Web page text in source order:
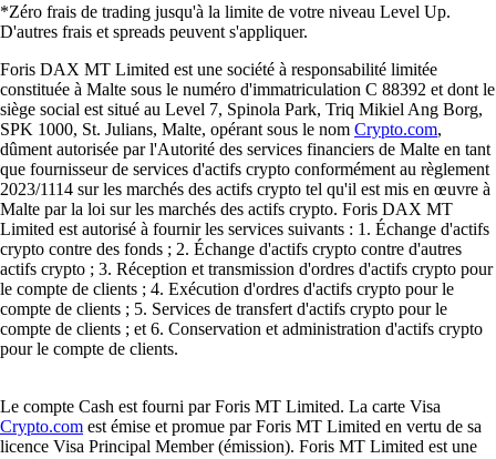
*Zéro frais de trading jusqu'à la limite de votre niveau Level Up.
D'autres frais et spreads peuvent s'appliquer.
Foris DAX MT Limited est une société à responsabilité limitée
constituée à Malte sous le numéro d'immatriculation C 88392 et dont le
siège social est situé au Level 7, Spinola Park, Triq Mikiel Ang Borg,
SPK 1000, St. Julians, Malte, opérant sous le nom Crypto.com,
dûment autorisée par l'Autorité des services financiers de Malte en tant
que fournisseur de services d'actifs crypto conformément au règlement
2023/1114 sur les marchés des actifs crypto tel qu'il est mis en œuvre à
Malte par la loi sur les marchés des actifs crypto. Foris DAX MT
Limited est autorisé à fournir les services suivants : 1. Échange d'actifs
crypto contre des fonds ; 2. Échange d'actifs crypto contre d'autres
actifs crypto ; 3. Réception et transmission d'ordres d'actifs crypto pour
le compte de clients ; 4. Exécution d'ordres d'actifs crypto pour le
compte de clients ; 5. Services de transfert d'actifs crypto pour le
compte de clients ; et 6. Conservation et administration d'actifs crypto
pour le compte de clients.
Le compte Cash est fourni par Foris MT Limited. La carte Visa
Crypto.com est émise et promue par Foris MT Limited en vertu de sa
licence Visa Principal Member (émission). Foris MT Limited est une